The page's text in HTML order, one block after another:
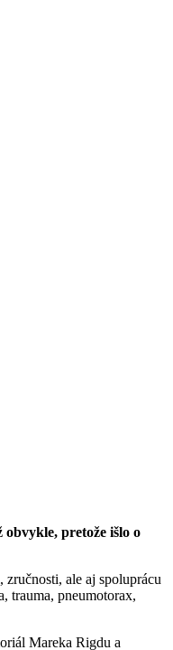
pretože išlo o
ale aj spoluprácu
trauma, pneumotorax,
Mareka Rigdu a